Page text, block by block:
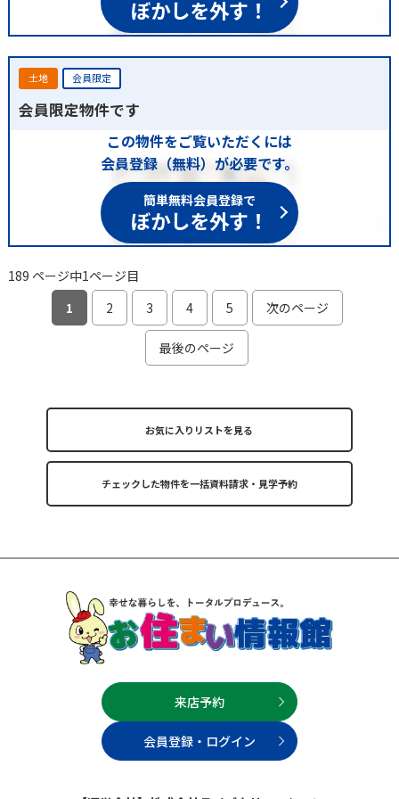
ぼかしを外す！
土地 会員限定
会員限定物件です
この物件をご覧いただくには
会員登録（無料）が必要です。
簡単無料会員登録で
ぼかしを外す！
189 ページ中1ページ目
1
2 3 4 5 次のページ
最後のページ
お気に入りリストを見る
来店予約
会員登録・ログイン